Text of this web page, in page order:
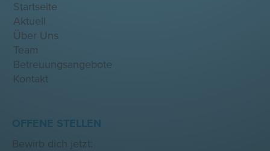
Startseite
Aktuell
Über Uns
Team
Betreuungsangebote
Kontakt
OFFENE STELLEN
Bewirb dich jetzt: